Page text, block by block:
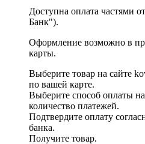
Доступна оплата частями
Банк").
Оформление возможно в
карты.
Выберите товар на сайте
по вашей карте.
Выберите способ оплаты
количество платежей.
Подтвердите оплату
банка.
Получите товар.